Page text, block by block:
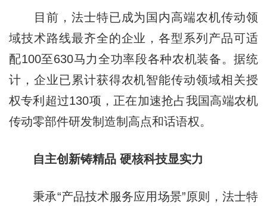
目前，法士特已成为国内高端农机传动领
域技术路线最齐全的企业，各型系列产品可适
配100至630马力全功率段各种农机装备。据统
计，企业已累计获得农机智能传动领域相关授
权专利超过130项，正在加速抢占我国高端农机
传动零部件研发制造制高点和话语权。
自主创新铸精品 硬核科技显实力
秉承“产品技术服务应用场景”原则，法士特